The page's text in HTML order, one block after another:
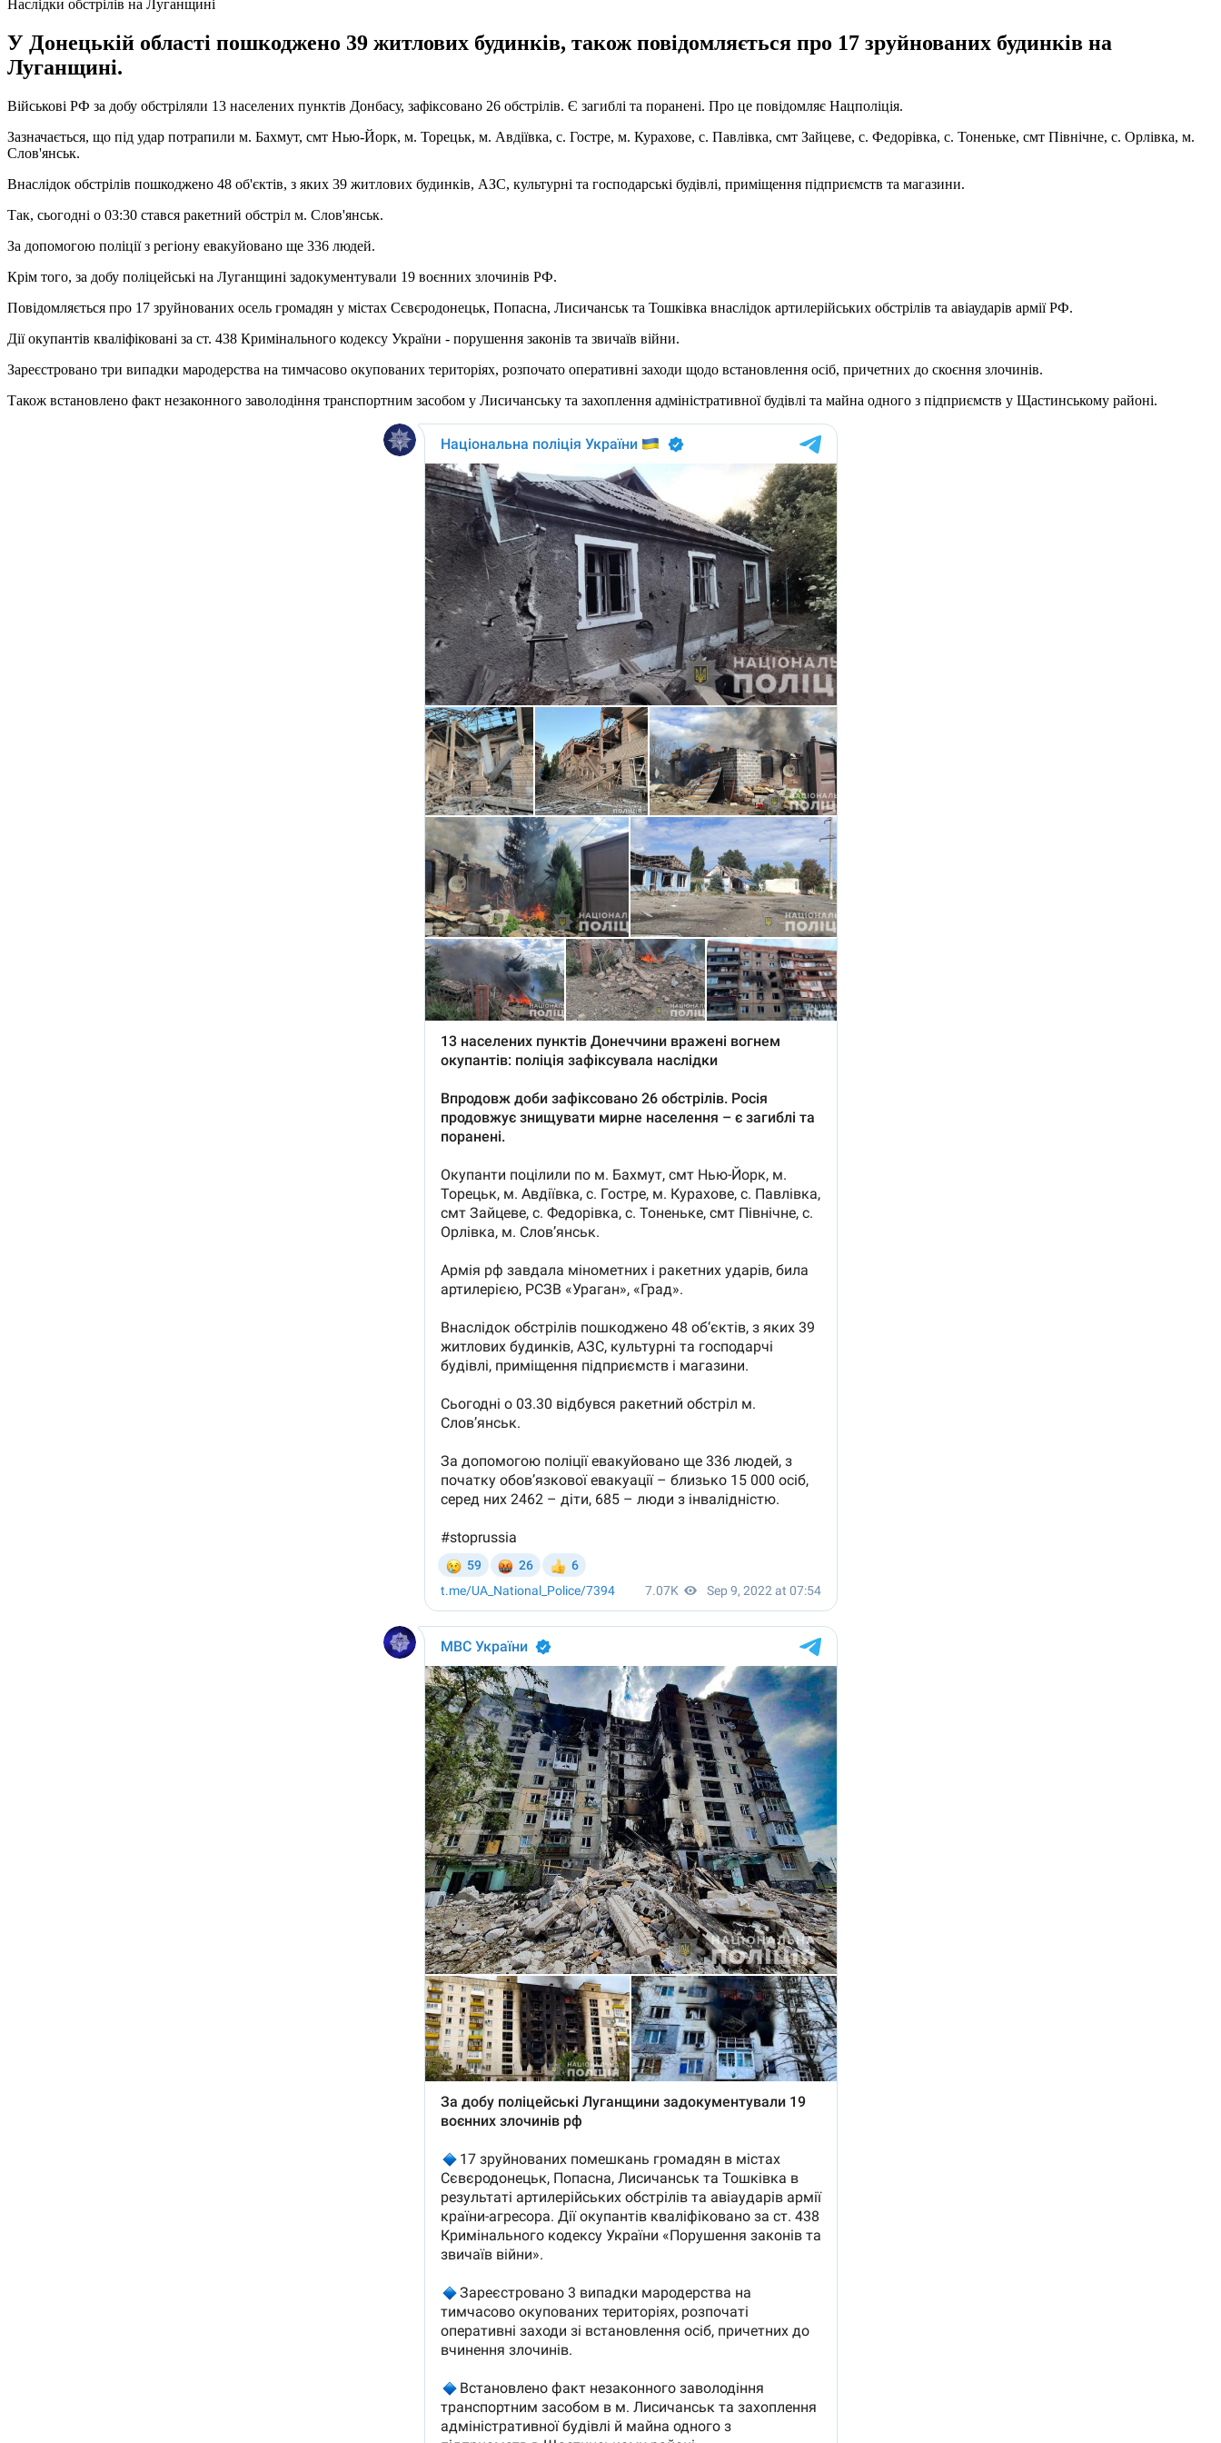
Наслідки обстрілів на Луганщині
У Донецькій області пошкоджено 39 житлових будинків, також повідомляється про 17 зруйнованих будинків на
Луганщині.
Військові РФ за добу обстріляли 13 населених пунктів Донбасу, зафіксовано 26 обстрілів. Є загиблі та поранені. Про це повідомляє Нацполіція.
Зазначається, що під удар потрапили м. Бахмут, смт Нью-Йорк, м. Торецьк, м. Авдіївка, с. Гостре, м. Курахове, с. Павлівка, смт Зайцеве, с. Федорівка, с. Тоненьке, смт Північне, с. Орлівка, м.
Слов'янськ.
Внаслідок обстрілів пошкоджено 48 об'єктів, з яких 39 житлових будинків, АЗС, культурні та господарські будівлі, приміщення підприємств та магазини.
Так, сьогодні о 03:30 стався ракетний обстріл м. Слов'янськ.
За допомогою поліції з регіону евакуйовано ще 336 людей.
Крім того, за добу поліцейські на Луганщині задокументували 19 воєнних злочинів РФ.
Повідомляється про 17 зруйнованих осель громадян у містах Сєвєродонецьк, Попасна, Лисичанськ та Тошківка внаслідок артилерійських обстрілів та авіаударів армії РФ.
Дії окупантів кваліфіковані за ст. 438 Кримінального кодексу України - порушення законів та звичаїв війни.
Зареєстровано три випадки мародерства на тимчасово окупованих територіях, розпочато оперативні заходи щодо встановлення осіб, причетних до скоєння злочинів.
Також встановлено факт незаконного заволодіння транспортним засобом у Лисичанську та захоплення адміністративної будівлі та майна одного з підприємств у Щастинському районі.